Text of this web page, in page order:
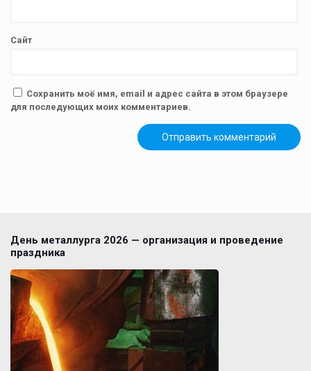
Сайт
Сохранить моё имя, email и адрес сайта в этом браузере
для последующих моих комментариев.
День металлурга 2026 — организация и проведение
праздника